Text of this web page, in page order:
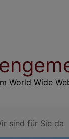
World Wide
sind für Sie da